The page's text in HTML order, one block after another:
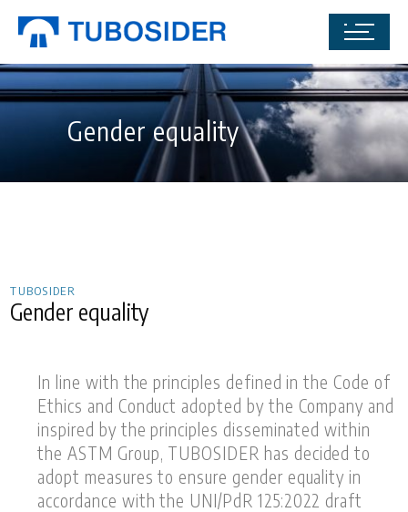
Gender equality
TUBOSIDER
Gender equality
In line with the principles defined in the Code of
Ethics and Conduct adopted by the Company and
inspired by the principles disseminated within
the ASTM Group, TUBOSIDER has decided to
adopt measures to ensure gender equality in
accordance with the UNI/PdR 125:2022 draft